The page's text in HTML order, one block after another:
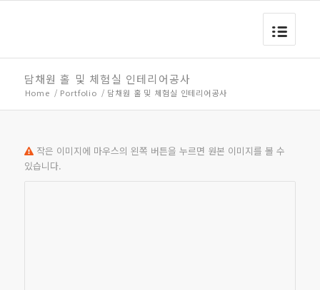
담채원 홀 및 체험실 인테리어공사
Home / Portfolio / 담채원 홀 및 체험실 인테리어공사
작은 이미지에 마우스의 왼쪽 버튼을 누르면 원본 이미지를 볼 수
있습니다.